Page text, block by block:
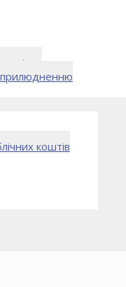
коштів